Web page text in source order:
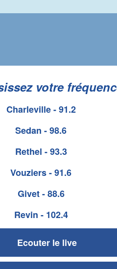
votre
Charleville - 91.2
Sedan - 98.6
Rethel - 93.3
Vouziers - 91.6
Givet - 88.6
Revin - 102.4
Ecouter le live
la gendarmerie Française et la
et la police Belge